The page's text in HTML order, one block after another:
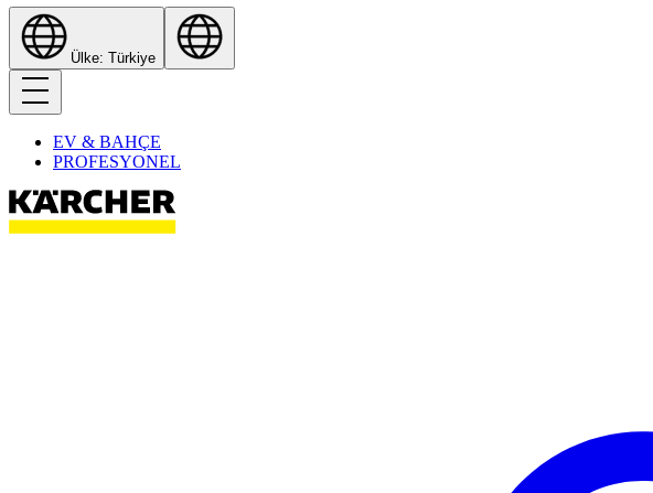
Ülke: Türkiye
EV & BAHÇE
PROFESYONEL